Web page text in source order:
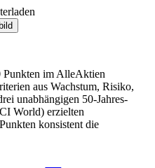
Punkten im AlleAktien
aus Wachstum, Risiko,
unabhängigen 50-Jahres-
World) erzielten
konsistent die